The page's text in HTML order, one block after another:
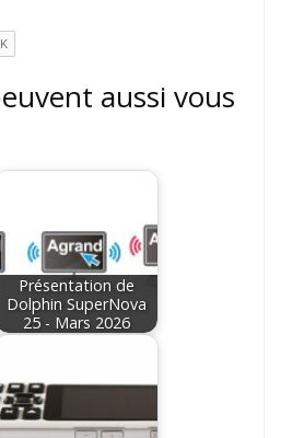
aussi vous
Présentation de
Dolphin SuperNova
25 - Mars 2026